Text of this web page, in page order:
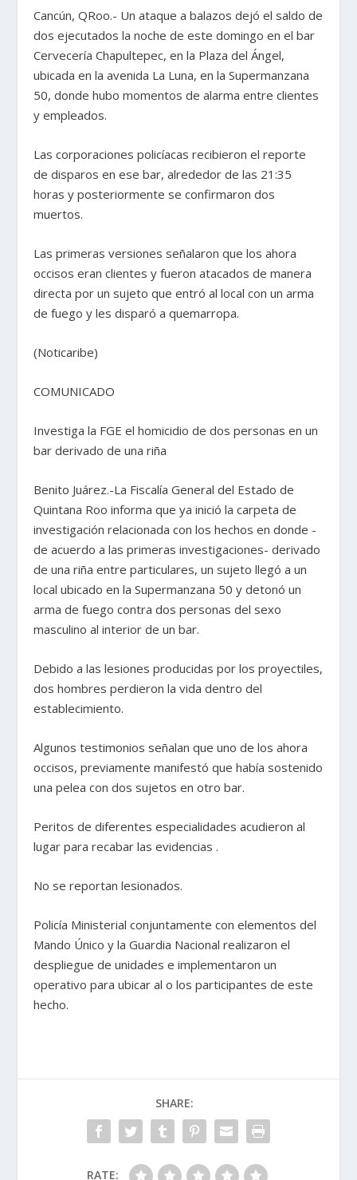
Cancún, QRoo.- Un ataque a balazos dejó el saldo de
dos ejecutados la noche de este domingo en el bar
Cervecería Chapultepec, en la Plaza del Ángel,
ubicada en la avenida La Luna, en la Supermanzana
50, donde hubo momentos de alarma entre clientes
y empleados.
Las corporaciones policíacas recibieron el reporte
de disparos en ese bar, alrededor de las 21:35
horas y posteriormente se confirmaron dos
muertos.
Las primeras versiones señalaron que los ahora
occisos eran clientes y fueron atacados de manera
directa por un sujeto que entró al local con un arma
de fuego y les disparó a quemarropa.
(Noticaribe)
COMUNICADO
Investiga la FGE el homicidio de dos personas en un
bar derivado de una riña
Benito Juárez.-La Fiscalía General del Estado de
Quintana Roo informa que ya inició la carpeta de
investigación relacionada con los hechos en donde -
de acuerdo a las primeras investigaciones- derivado
de una riña entre particulares, un sujeto llegó a un
local ubicado en la Supermanzana 50 y detonó un
arma de fuego contra dos personas del sexo
masculino al interior de un bar.
Debido a las lesiones producidas por los proyectiles,
dos hombres perdieron la vida dentro del
establecimiento.
Algunos testimonios señalan que uno de los ahora
occisos, previamente manifestó que había sostenido
una pelea con dos sujetos en otro bar.
Peritos de diferentes especialidades acudieron al
lugar para recabar las evidencias .
No se reportan lesionados.
Policía Ministerial conjuntamente con elementos del
Mando Único y la Guardia Nacional realizaron el
despliegue de unidades e implementaron un
operativo para ubicar al o los participantes de este
hecho.
SHARE:
RATE: